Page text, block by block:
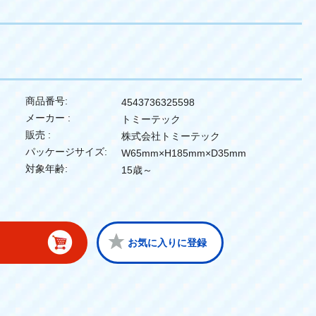
商品番号:
4543736325598
メーカー :
トミーテック
販売 :
株式会社トミーテック
パッケージサイズ:
W65mm×H185mm×D35mm
対象年齢:
15歳～
お気に入りに登録